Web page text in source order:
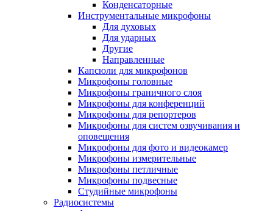
Конденсаторные
Инструментальные микрофоны
Для духовых
Для ударных
Другие
Направленные
Капсюли для микрофонов
Микрофоны головные
Микрофоны граничного слоя
Микрофоны для конференций
Микрофоны для репортеров
Микрофоны для систем озвучивания и
оповещения
Микрофоны для фото и видеокамер
Микрофоны измерительные
Микрофоны петличные
Микрофоны подвесные
Студийные микрофоны
Радиосистемы